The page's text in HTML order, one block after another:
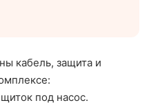
кабель, защита и
под насос.